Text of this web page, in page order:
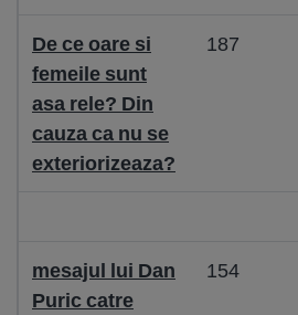
De ce oare si
femeile sunt
asa rele? Din
cauza ca nu se
exteriorizeaza?
187
mesajul lui Dan
Puric catre
154